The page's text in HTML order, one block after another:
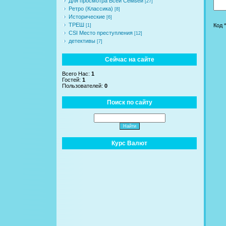
Ретро (Классика) [8]
Исторические [6]
ТРЕШ [1]
CSI Место преступления [12]
детективы [7]
Сейчас на сайте
Всего Нас: 1
Гостей: 1
Пользователей: 0
Поиск по сайту
Курс Валют
Код